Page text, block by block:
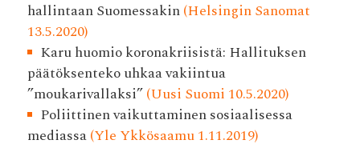
hallintaan Suomessakin(Helsingin Sanomat
13.5.2020)
Karu huomio koronakriisistä: Hallituksen
päätöksenteko uhkaa vakiintua
”moukarivallaksi”(Uusi Suomi 10.5.2020)
Poliittinen vaikuttaminen sosiaalisessa
mediassa(Yle Ykkösaamu 1.11.2019)